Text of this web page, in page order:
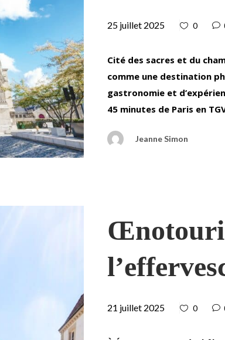
25 juillet 2025 0
Cité des sacres et du
comme une destination
gastronomie et
45 minutes de Paris en
Jeanne Simon
21 juillet 2025 0